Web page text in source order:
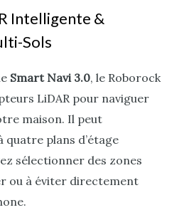
Intelligente &
Sols
Smart Navi 3.0, le Roborock
LiDAR pour naviguer
maison. Il peut
quatre plans d’étage
sélectionner des zones
ou à éviter directement